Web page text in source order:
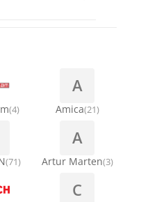
klima uređaja
(4)
A
Amica(21)
(71)
A
Artur Marten(3)
C